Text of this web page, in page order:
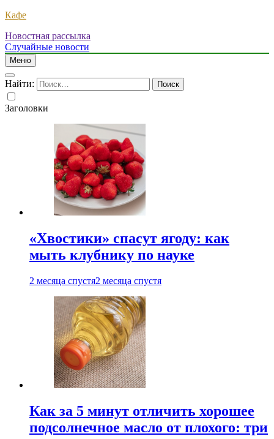
Кафе
Новостная рассылка
Случайные новости
Меню
Найти:
Заголовки
«Хвостики» спасут ягоду: как
мыть клубнику по науке
2 месяца спустя2 месяца спустя
Как за 5 минут отличить хорошее
подсолнечное масло от плохого: три